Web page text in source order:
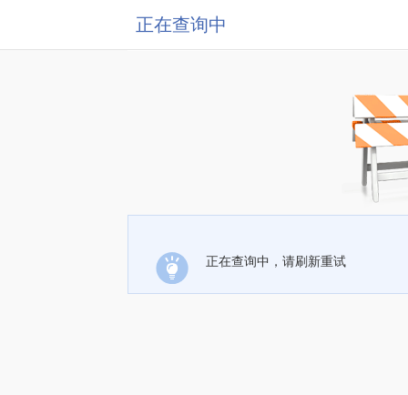
正在查询中
正在查询中，请刷新重试